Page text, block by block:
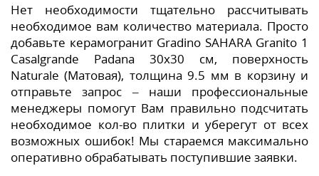
Нет необходимости тщательно рассчитывать
необходимое вам количество материала. Просто
добавьте керамогранит Gradino SAHARA Granito 1
Casalgrande Padana 30x30 см, поверхность
Naturale (Матовая), толщина 9.5 мм в корзину и
отправьте запрос – наши профессиональные
менеджеры помогут Вам правильно подсчитать
необходимое кол-во плитки и уберегут от всех
возможных ошибок! Мы стараемся максимально
оперативно обрабатывать поступившие заявки.